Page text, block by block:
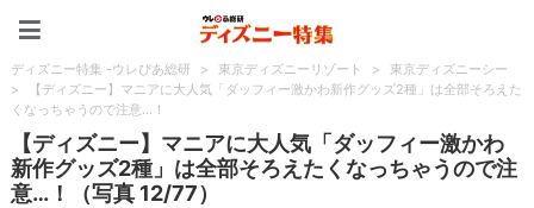
ディズニー特集 -ウレぴあ総研 > 東京ディズニーリゾート >
東京ディズニーシー
>
【ディズニー】マニアに大人気「ダッフィー激かわ新作グッズ2種」は全部そろえた
くなっちゃうので注意…！
【ディズニー】マニアに大人気「ダッフィー激かわ
新作グッズ2種」は全部そろえたくなっちゃうので注
意…！（写真 12/77）